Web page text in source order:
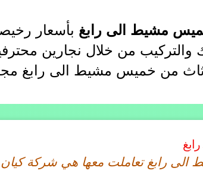
مشيط الى رابغ بأسعار
والتركيب من خلال نجارين
اثاث من خميس مشيط الى رابغ
رابغ تعاملت معها هي شركة كيان